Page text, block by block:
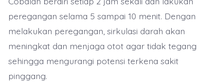
peregangan selama 5 sampai 10 menit. Dengan
melakukan peregangan, sirkulasi darah akan
meningkat dan menjaga otot agar tidak tegang
sehingga mengurangi potensi terkena sakit
pinggang.